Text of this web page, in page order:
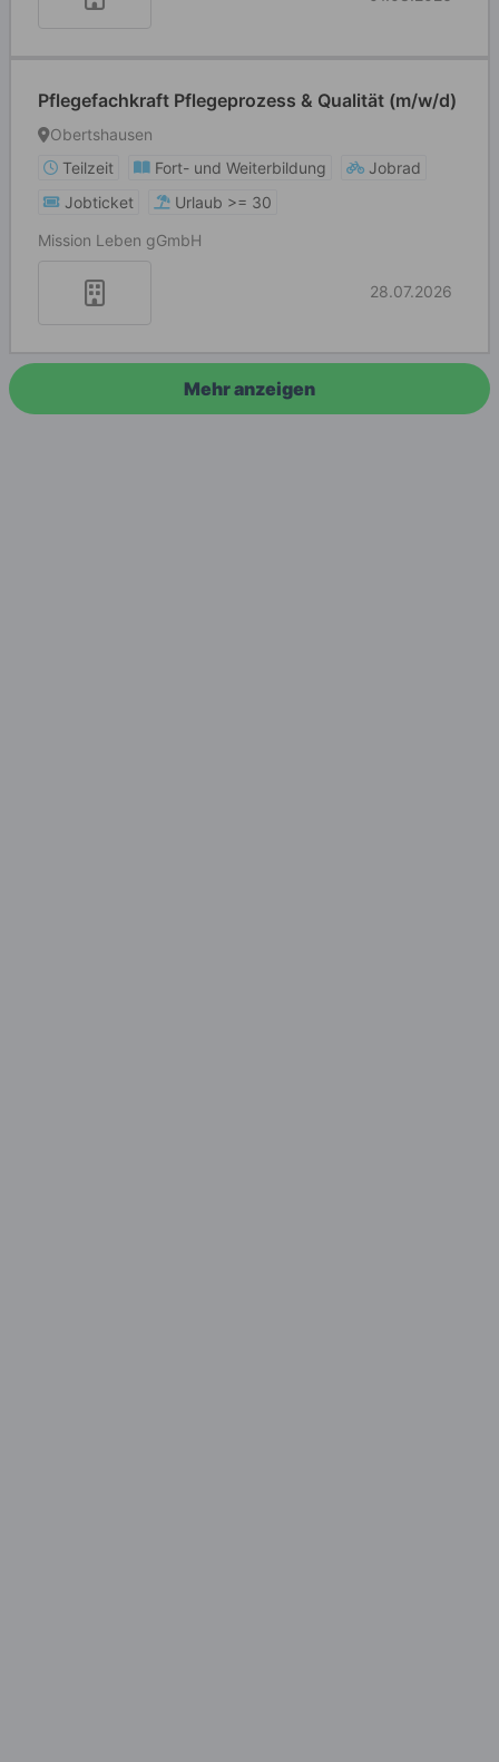
Pflegefachkraft Pflegeprozess & Qualität (m/w/d)
Obertshausen
Teilzeit
Fort- und Weiterbildung
Jobrad
Jobticket
Urlaub >= 30
Mission Leben gGmbH
28.07.2026
Mehr anzeigen